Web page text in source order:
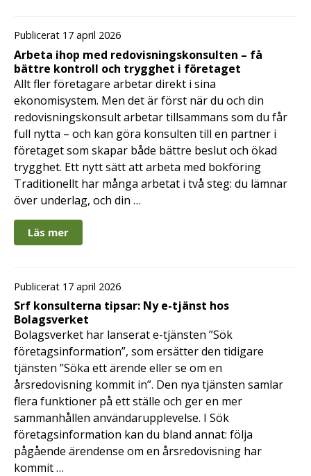
Publicerat 17 april 2026
Arbeta ihop med redovisningskonsulten – få
bättre kontroll och trygghet i företaget
Allt fler företagare arbetar direkt i sina
ekonomisystem. Men det är först när du och din
redovisningskonsult arbetar tillsammans som du får
full nytta – och kan göra konsulten till en partner i
företaget som skapar både bättre beslut och ökad
trygghet. Ett nytt sätt att arbeta med bokföring
Traditionellt har många arbetat i två steg: du lämnar
över underlag, och din …
Läs mer
Publicerat 17 april 2026
Srf konsulterna tipsar: Ny e-tjänst hos
Bolagsverket
Bolagsverket har lanserat e-tjänsten ”Sök
företagsinformation”, som ersätter den tidigare
tjänsten ”Söka ett ärende eller se om en
årsredovisning kommit in”. Den nya tjänsten samlar
flera funktioner på ett ställe och ger en mer
sammanhållen användarupplevelse. I Sök
företagsinformation kan du bland annat: följa
pågående ärendense om en årsredovisning har
kommit …